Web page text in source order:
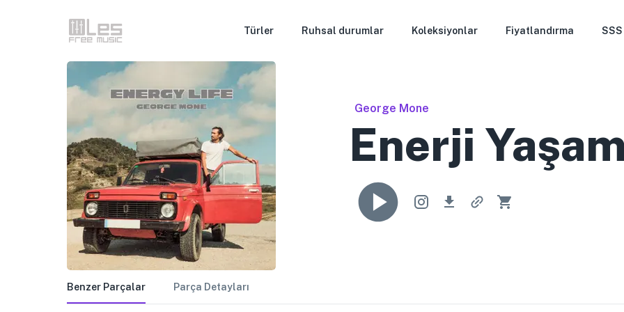
Türler Ruhsal durumlar Koleksiyonlar Fiyatlandırma SSS
George Mone
Enerji
Benzer Parçalar Parça Detayları